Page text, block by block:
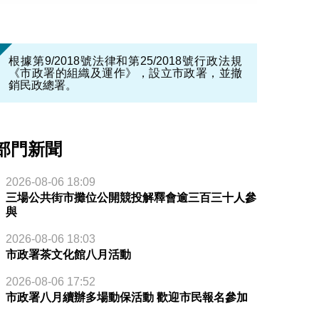
根據第9/2018號法律和第25/2018號行政法規
《市政署的組織及運作》，設立市政署，並撤
銷民政總署。
門新聞
2026-08-06 18:09
三場公共街市攤位公開競投解釋會逾三百三十人參
與
2026-08-06 18:03
市政署茶文化館八月活動
2026-08-06 17:52
市政署八月續辦多場動保活動 歡迎市民報名參加